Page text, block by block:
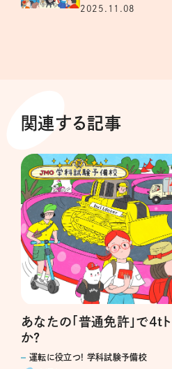
2025.11.08
関連する記事
あなたの「普通免許」で4t
か?
運転に役立つ! 学科試験予備校